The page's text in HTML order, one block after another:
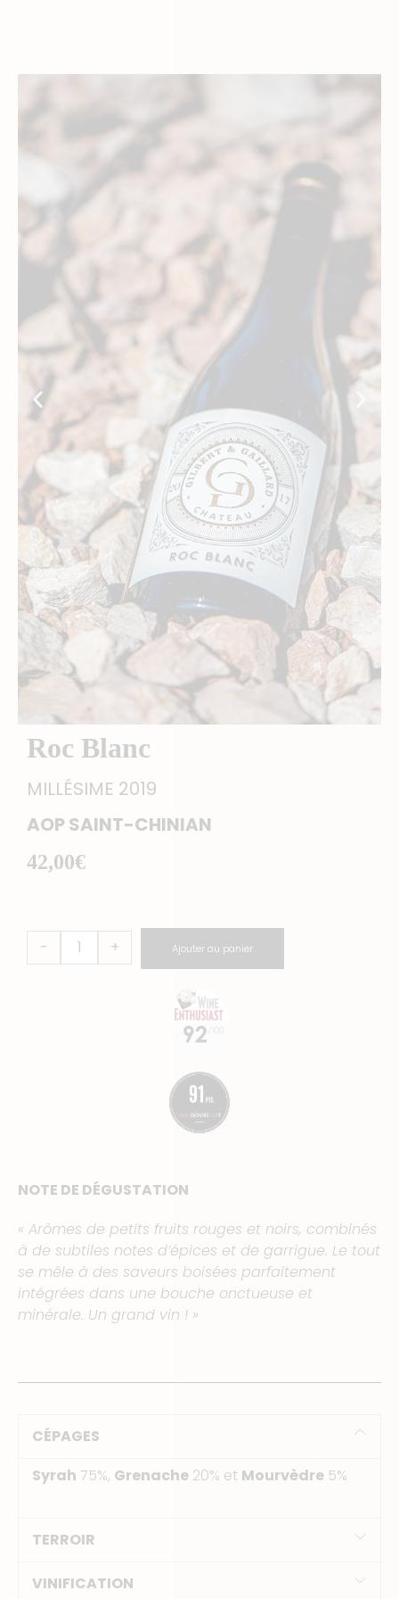
Roc Blanc
MILLÉSIME 2019
AOP SAINT-CHINIAN
42,00€
- + Ajouter au panier
NOTE DE DÉGUSTATION
« Arômes de petits fruits rouges et noirs, combinés
à de subtiles notes d’épices et de garrigue. Le tout
se mêle à des saveurs boisées parfaitement
intégrées dans une bouche onctueuse et
minérale. Un grand vin ! »
CÉPAGES
Syrah 75%, Grenache 20% et Mourvèdre 5%
TERROIR
VINIFICATION